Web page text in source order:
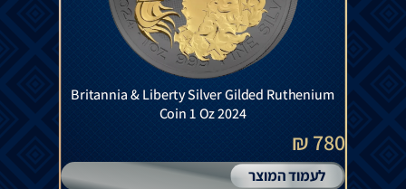
Britannia & Liberty Silver Gilded Ruthenium
Coin 1 Oz 2024
780 ₪
לעמוד המוצר